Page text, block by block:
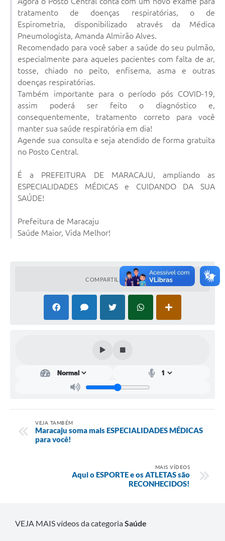
Plano Municipal de Enfrentamento da Pandemia em
Decorrência de COVID-19 Comércio - Adesão ao
Protocolo
Plano Municipal de Enfrentamento da Pandemia em
Decorrência de COVID-19 Educação - Adesão ao
Protocolo
Downloads
Telefones Úteis
tratamento de doenças respiratórias, o de
Espirometria, disponibilizado através da Médica
Pneumologista, Amanda Almirão Alves.
Recomendado para você saber a saúde do seu pulmão,
especialmente para aqueles pacientes com falta de ar,
tosse, chiado no peito, enfisema, asma e outras
doenças respiratórias.
Também importante para o período pós COVID-19,
assim poderá ser feito o diagnóstico e,
consequentemente, tratamento correto para você
manter sua saúde respiratória em dia!
Agende sua consulta e seja atendido de forma gratuita
no Posto Central.
É a PREFEITURA DE MARACAJU, ampliando as
ESPECIALIDADES MÉDICAS e CUIDANDO DA SUA
SAÚDE!
Prefeitura de Maracaju
Saúde Maior, Vida Melhor!
COMPARTILHAR
VEJA TAMBÉM
Maracaju soma mais ESPECIALIDADES MÉDICAS
para você!
MAIS VÍDEOS
Aqui o ESPORTE e os ATLETAS são
RECONHECIDOS!
VEJA MAIS vídeos da categoriaSaúde